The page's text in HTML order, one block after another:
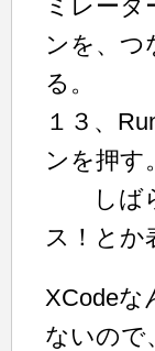
ミレータ
ンを、つ
る。
１３、
ンを押す。
しばら
ス！とか
XCodeな
ないので